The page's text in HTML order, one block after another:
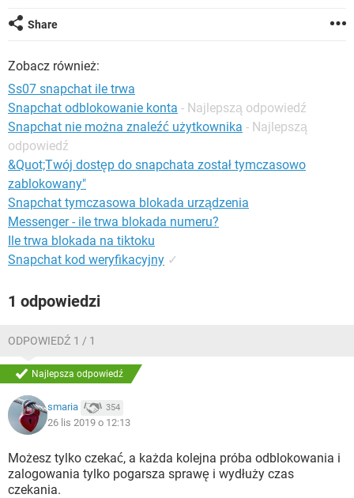
Share
Zobacz również:
Ss07 snapchat ile trwa
Snapchat odblokowanie konta - Najlepszą odpowiedź
Snapchat nie można znaleźć użytkownika - Najlepszą
odpowiedź
&Quot;Twój dostęp do snapchata został tymczasowo
zablokowany"
Snapchat tymczasowa blokada urządzenia
Messenger - ile trwa blokada numeru?
Ile trwa blokada na tiktoku
Snapchat kod weryfikacyjny ✓
1 odpowiedzi
ODPOWIEDŹ 1 / 1
Najlepsza odpowiedź
smaria 354
26 lis 2019 o 12:13
Możesz tylko czekać, a każda kolejna próba odblokowania i
zalogowania tylko pogarsza sprawę i wydłuży czas
czekania.